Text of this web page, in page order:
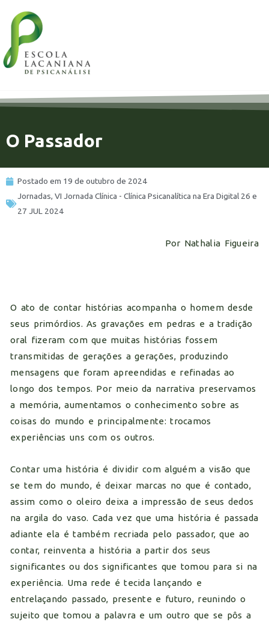
O Passador
Postado em 19 de outubro de 2024
Jornadas, VI Jornada Clínica - Clínica Psicanalítica na Era Digital 26 e
27 JUL 2024
Por Nathalia Figueira
O ato de contar histórias acompanha o homem desde
seus primórdios. As gravações em pedras e a tradição
oral fizeram com que muitas histórias fossem
transmitidas de gerações a gerações, produzindo
mensagens que foram apreendidas e refinadas ao
longo dos tempos. Por meio da narrativa preservamos
a memória, aumentamos o conhecimento sobre as
coisas do mundo e principalmente: trocamos
experiências uns com os outros.
Contar uma história é dividir com alguém a visão que
se tem do mundo, é deixar marcas no que é contado,
assim como o oleiro deixa a impressão de seus dedos
na argila do vaso. Cada vez que uma história é passada
adiante ela é também recriada pelo passador, que ao
contar, reinventa a história a partir dos seus
significantes ou dos significantes que tomou para si na
experiência. Uma rede é tecida lançando e
entrelaçando passado, presente e futuro, reunindo o
sujeito que tomou a palavra e um outro que se pôs a